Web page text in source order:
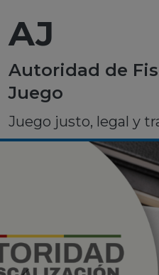
AJ
Autoridad de
Juego
Juego justo, legal y